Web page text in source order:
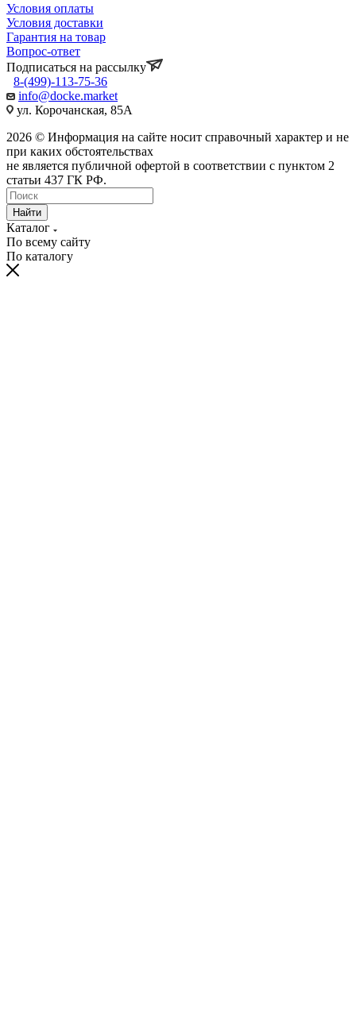
Условия оплаты
Условия доставки
Гарантия на товар
Вопрос-ответ
Подписаться на рассылку
8-(499)-113-75-36
info@docke.market
ул. Корочанская, 85А
2026 © Информация на сайте носит справочный характер и не
при каких обстоятельствах
не является публичной офертой в соответствии с пунктом 2
статьи 437 ГК РФ.
Найти
Каталог
По всему сайту
По каталогу